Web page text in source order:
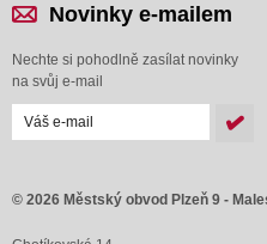
Novinky e-mailem
Nechte si pohodlně zasílat novinky
na svůj e-mail
© 2026 Městský obvod Plzeň 9 -